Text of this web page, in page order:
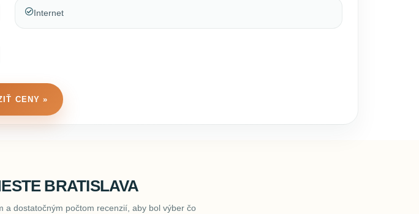
Internet
CENY »
BRATISLAVA
a dostatočným počtom recenzií, aby bol výber čo